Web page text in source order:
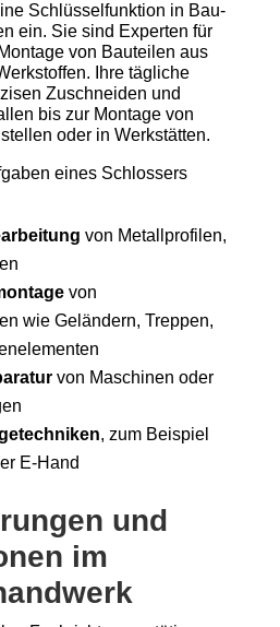
Schlüsselfunktion in Bau-
ein. Sie sind Experten für
von Bauteilen aus
Ihre tägliche
Zuschneiden und
bis zur Montage von
oder in Werkstätten.
eines Schlossers
von Metallprofilen,
von
wie Geländern, Treppen,
von Maschinen oder
, zum Beispiel
E-Hand
und
im